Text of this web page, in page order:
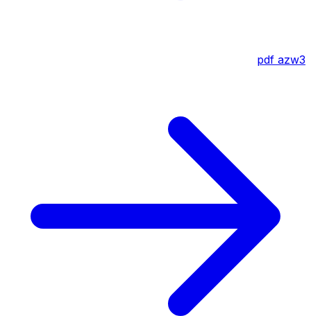
pdf azw3